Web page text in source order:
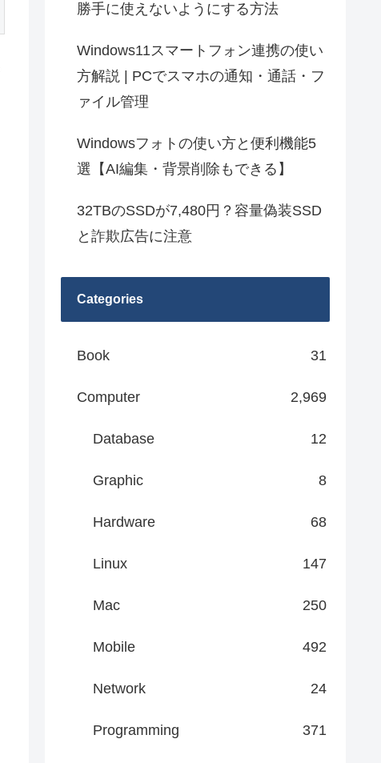
勝手に使えないようにする方法
Windows11スマートフォン連携の使い
方解説 | PCでスマホの通知・通話・フ
ァイル管理
Windowsフォトの使い方と便利機能5
選【AI編集・背景削除もできる】
32TBのSSDが7,480円？容量偽装SSD
と詐欺広告に注意
Categories
Book 31
Computer 2,969
Database 12
Graphic 8
Hardware 68
Linux 147
Mac 250
Mobile 492
Network 24
Programming 371